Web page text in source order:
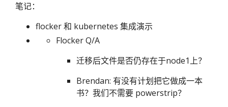
笔记：
flocker 和 kubernetes 集成演示
Flocker Q/A
迁移后文件是否仍存在于node1上？
Brendan: 有没有计划把它做成一本
书？我们不需要 powerstrip？